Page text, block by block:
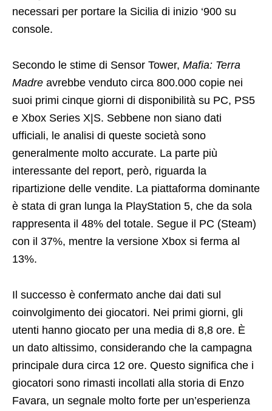
necessari per portare la Sicilia di inizio ‘900 su
console.
Secondo le stime di Sensor Tower, Mafia: Terra
Madre avrebbe venduto circa 800.000 copie nei
suoi primi cinque giorni di disponibilità su PC, PS5
e Xbox Series X|S. Sebbene non siano dati
ufficiali, le analisi di queste società sono
generalmente molto accurate. La parte più
interessante del report, però, riguarda la
ripartizione delle vendite. La piattaforma dominante
è stata di gran lunga la PlayStation 5, che da sola
rappresenta il 48% del totale. Segue il PC (Steam)
con il 37%, mentre la versione Xbox si ferma al
13%.
Il successo è confermato anche dai dati sul
coinvolgimento dei giocatori. Nei primi giorni, gli
utenti hanno giocato per una media di 8,8 ore. È
un dato altissimo, considerando che la campagna
principale dura circa 12 ore. Questo significa che i
giocatori sono rimasti incollati alla storia di Enzo
Favara, un segnale molto forte per un’esperienza